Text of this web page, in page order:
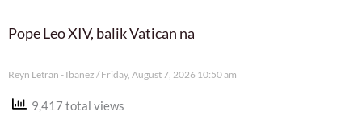
Pope Leo XIV, balik Vatican na
Reyn Letran - Ibañez Friday, August 7, 2026 10:50 am
9,417 total views